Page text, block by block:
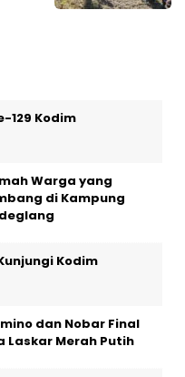
129 Kodim
Warga yang
di Kampung
Kodim
dan Nobar Final
Laskar Merah Putih